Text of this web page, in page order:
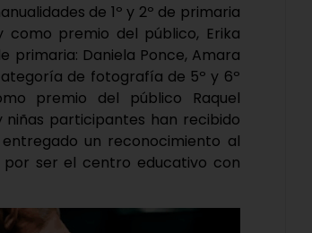
de 1º y 2º de primaria
como premio del público, Erika
primaria: Daniela Ponce, Amara
de fotografía de 5º y 6º
premio del público Raquel
niñas participantes han recibido
un reconocimiento al
por ser el centro educativo con